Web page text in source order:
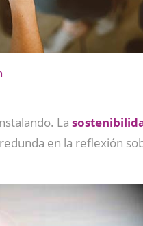
La
en la reflexión